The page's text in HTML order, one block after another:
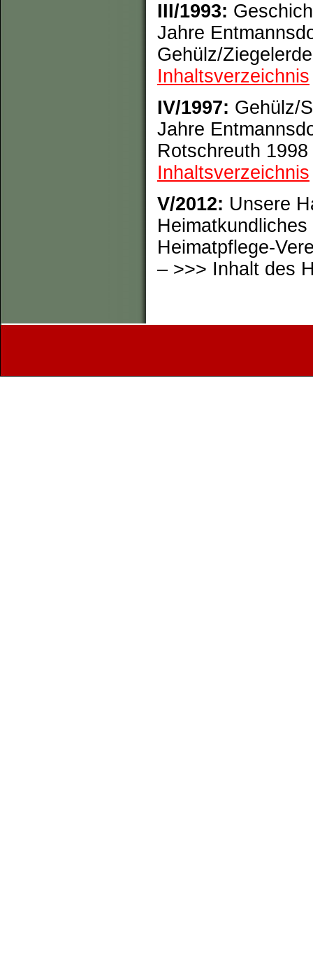
III/1993:
Jahre
Gehülz/
Inhaltsverzeichnis
IV/1997: Gehülz/
Jahre
Rotschreuth
Inhaltsverzeichnis
V/2012: Unsere
Heimatpflege-
– >>> Inhalt des